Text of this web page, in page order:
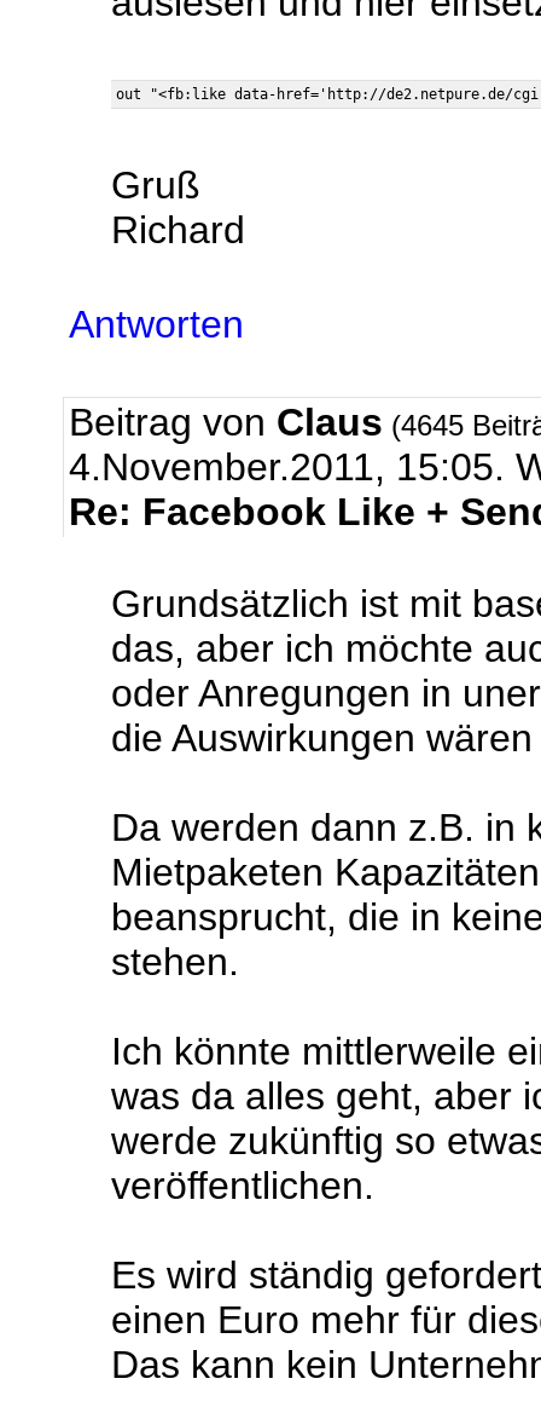
Gruß
Richard
Antworten
Beitrag von Claus (4645
4.November.2011, 15:05.
Re: Facebook Like +
Grundsätzlich ist mit
das, aber ich möchte
oder Anregungen in
die Auswirkungen
Da werden dann z.B. in
Mietpaketen
beansprucht, die in
stehen.
Ich könnte mittlerweile
was da alles geht, aber
werde zukünftig so
veröffentlichen.
Es wird ständig
einen Euro mehr für
Das kann kein